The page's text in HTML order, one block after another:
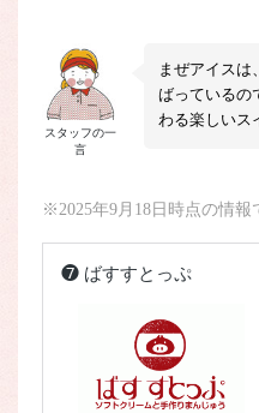
スタッフの一
言
まぜアイスは
ばっているの
わる楽しいス
※2025年9月18日時点の情報